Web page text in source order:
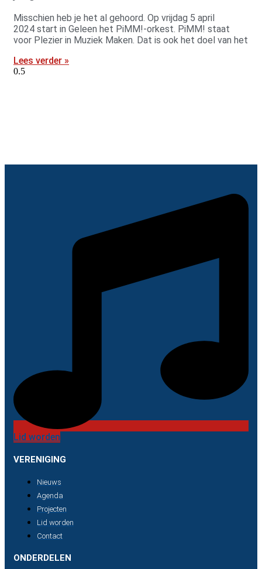
Misschien heb je het al gehoord. Op vrijdag 5 april
2024 start in Geleen het PiMM!-orkest. PiMM! staat
voor Plezier in Muziek Maken. Dat is ook het doel van het
Lees verder »
Lid worden
VERENIGING
Nieuws
Agenda
Projecten
Lid worden
Contact
ONDERDELEN